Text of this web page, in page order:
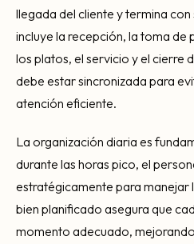
llegada del cliente y termina
incluye la recepción, la toma de
los platos, el servicio y el cierre
debe estar sincronizada para
atención eficiente.
La organización diaria es
durante las horas pico, el
estratégicamente para manejar
bien planificado asegura que
momento adecuado,